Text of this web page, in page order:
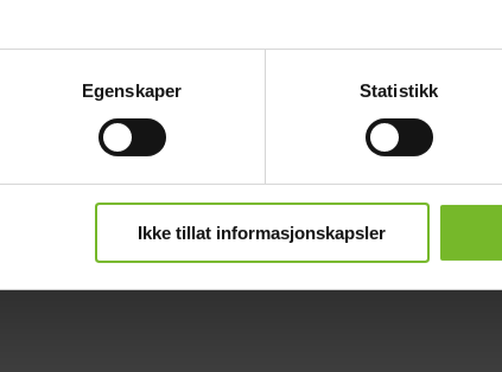
Egenskaper Statistikk
Ikke tillat informasjonskapsler
Enjoy your spare time!